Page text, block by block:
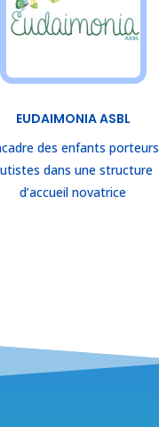
EUDAIMONIA ASBL
des enfants porteurs
dans une structure
d’accueil novatrice